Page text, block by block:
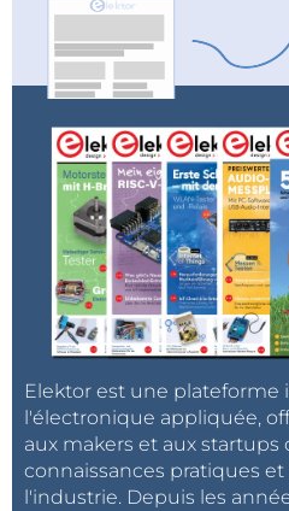
Elektor est une plateforme
l'électronique appliquée,
aux makers et aux
connaissances pratiques
l'industrie. Depuis les